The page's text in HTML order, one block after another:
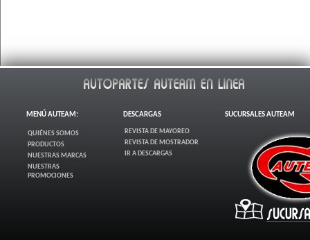
MENÚ AUTEAM:
QUIÉNES SOMOS
PRODUCTOS
NUESTRAS MARCAS
NUESTRAS
PROMOCIONES
DESCARGAS
REVISTA DE MAYOREO
REVISTA DE MOSTRADOR
IR A DESCARGAS
SUCURSALES AUTEAM